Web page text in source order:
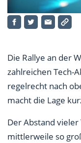
Die Rallye an der
zahlreichen Tech-
regelrecht nach
macht die Lage
Der Abstand vieler
mittlerweile so